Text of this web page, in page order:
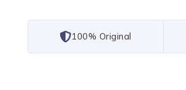
101% Original